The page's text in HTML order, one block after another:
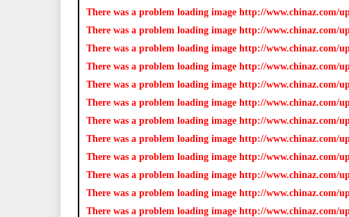
There was a problem loading image http://www.chinaz.com/
There was a problem loading image http://www.chinaz.com/
There was a problem loading image http://www.chinaz.com/
There was a problem loading image http://www.chinaz.com/
There was a problem loading image http://www.chinaz.com/
There was a problem loading image http://www.chinaz.com/
There was a problem loading image http://www.chinaz.com/
There was a problem loading image http://www.chinaz.com/
There was a problem loading image http://www.chinaz.com/
There was a problem loading image http://www.chinaz.com/
There was a problem loading image http://www.chinaz.com/
There was a problem loading image http://www.chinaz.com/